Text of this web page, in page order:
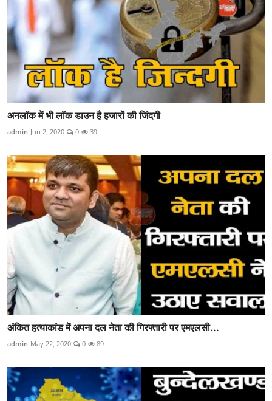
अनलॉक में भी लॉक डाउन है हजारों की जिंदगी
admin Jun 2, 2020 0 39
अंकित हत्याकांड में अपना दल नेता की गिरफ्तारी पर एमएलसी...
admin May 22, 2020 0 89